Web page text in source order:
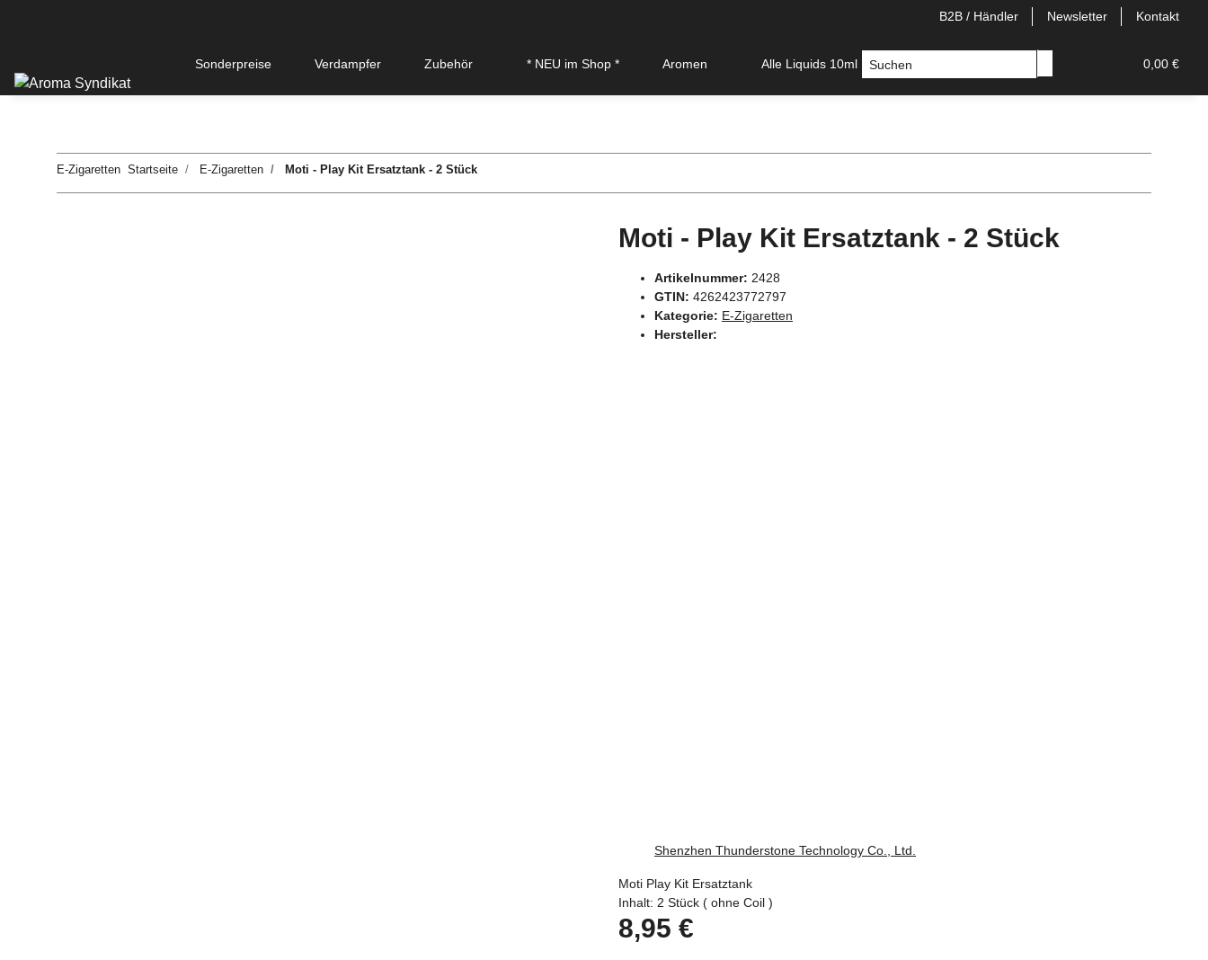
B2B / Händler Newsletter Kontakt
0,00 €
Sonderpreise Verdampfer Zubehör * NEU im Shop * Aromen Alle Liquids 10ml Einweg/Pods
E-Zigaretten Startseite E-Zigaretten Moti - Play Kit Ersatztank - 2 Stück
Moti - Play Kit Ersatztank - 2 Stück
Artikelnummer: 2428
GTIN: 4262423772797
Kategorie: E-Zigaretten
Hersteller:
Shenzhen Thunderstone Technology Co., Ltd.
Moti Play Kit Ersatztank
Inhalt: 2 Stück ( ohne Coil )
8,95 €